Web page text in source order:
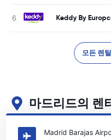
Keddy By
모든 렌
마드리드의 렌
마드리드의 주요 렌터카 영업소
Madrid Barajas